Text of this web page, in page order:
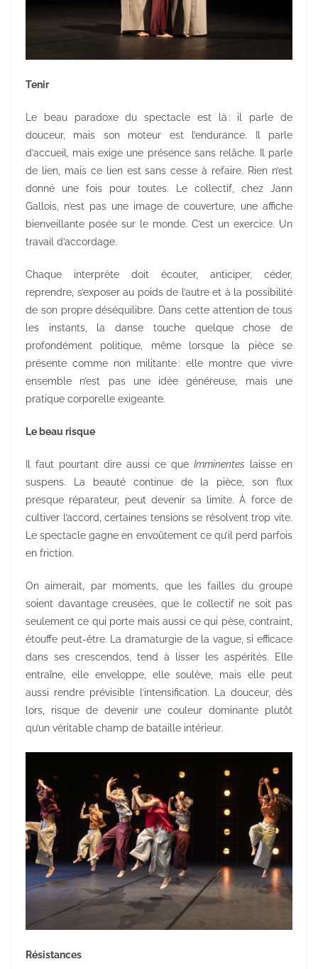
Tenir
Le beau paradoxe du spectacle est là : il parle de
douceur, mais son moteur est l’endurance. Il parle
d’accueil, mais exige une présence sans relâche. Il parle
de lien, mais ce lien est sans cesse à refaire. Rien n’est
donné une fois pour toutes. Le collectif, chez Jann
Gallois, n’est pas une image de couverture, une affiche
bienveillante posée sur le monde. C’est un exercice. Un
travail d’accordage.
Chaque interprète doit écouter, anticiper, céder,
reprendre, s’exposer au poids de l’autre et à la possibilité
de son propre déséquilibre. Dans cette attention de tous
les instants, la danse touche quelque chose de
profondément politique, même lorsque la pièce se
présente comme non militante : elle montre que vivre
ensemble n’est pas une idée généreuse, mais une
pratique corporelle exigeante.
Le beau risque
Il faut pourtant dire aussi ce que Imminentes laisse en
suspens. La beauté continue de la pièce, son flux
presque réparateur, peut devenir sa limite. À force de
cultiver l’accord, certaines tensions se résolvent trop vite.
Le spectacle gagne en envoûtement ce qu’il perd parfois
en friction.
On aimerait, par moments, que les failles du groupe
soient davantage creusées, que le collectif ne soit pas
seulement ce qui porte mais aussi ce qui pèse, contraint,
étouffe peut-être. La dramaturgie de la vague, si efficace
dans ses crescendos, tend à lisser les aspérités. Elle
entraîne, elle enveloppe, elle soulève, mais elle peut
aussi rendre prévisible l’intensification. La douceur, dès
lors, risque de devenir une couleur dominante plutôt
qu’un véritable champ de bataille intérieur.
Résistances